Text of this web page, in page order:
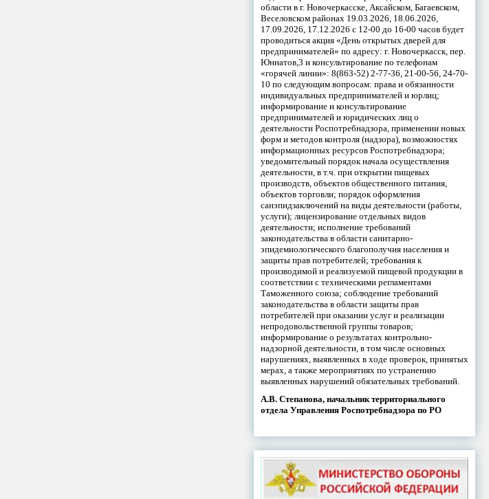
области в г. Новочеркасске, Аксайском, Багаевском,
Веселовском районах 19.03.2026, 18.06.2026,
17.09.2026, 17.12.2026 с 12-00 до 16-00 часов будет
проводиться акция «День открытых дверей для
предпринимателей» по адресу: г. Новочеркасск, пер.
Юннатов,3 и консультирование по телефонам
«горячей линии»: 8(863-52) 2-77-36, 21-00-56, 24-70-
10 по следующим вопросам: права и обязанности
индивидуальных предпринимателей и юрлиц;
информирование и консультирование
предпринимателей и юридических лиц о
деятельности Роспотребнадзора, применении новых
форм и методов контроля (надзора), возможностях
информационных ресурсов Роспотребнадзора;
уведомительный порядок начала осуществления
деятельности, в т.ч. при открытии пищевых
производств, объектов общественного питания,
объектов торговли; порядок оформления
санэпидзаключений на виды деятельности (работы,
услуги); лицензирование отдельных видов
деятельности; исполнение требований
законодательства в области санитарно-
эпидемиологического благополучия населения и
защиты прав потребителей; требования к
производимой и реализуемой пищевой продукции в
соответствии с техническими регламентами
Таможенного союза; соблюдение требований
законодательства в области защиты прав
потребителей при оказании услуг и реализации
непродовольственной группы товаров;
информирование о результатах контрольно-
надзорной деятельности, в том числе основных
нарушениях, выявленных в ходе проверок, принятых
мерах, а также мероприятиях по устранению
выявленных нарушений обязательных требований.
А.В. Степанова, начальник территориального
отдела Управления Роспотребнадзора по РО